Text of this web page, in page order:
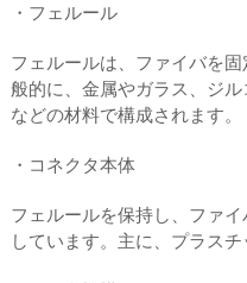
・フェルール
フェルールは、ファイバを
般的に、金属やガラス、ジ
などの材料で構成されます。
・コネクタ本体
フェルールを保持し、ファ
しています。主に、プラス